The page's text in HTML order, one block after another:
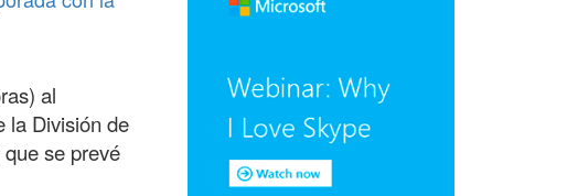
al
la División de
se prevé